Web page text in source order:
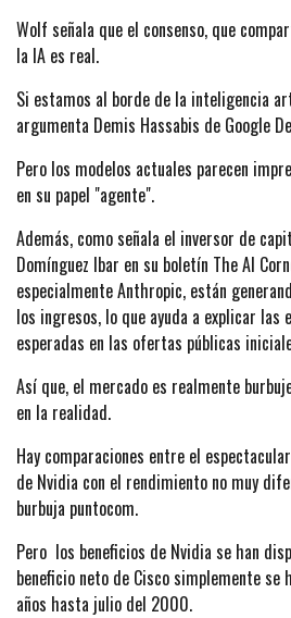
Wolf señala que el consenso, que
la IA es real.
Si estamos al borde de la inteligencia
argumenta Demis Hassabis de Google
Pero los modelos actuales parecen
en su papel "agente".
Además, como señala el inversor de
Domínguez Ibar en su boletín The AI
especialmente Anthropic, están
los ingresos, lo que ayuda a explicar las
esperadas en las ofertas públicas
Así que, el mercado es realmente
en la realidad.
Hay comparaciones entre el
de Nvidia con el rendimiento no muy
burbuja puntocom.
Pero los beneficios de Nvidia se han
beneficio neto de Cisco simplemente se
años hasta julio del 2000.